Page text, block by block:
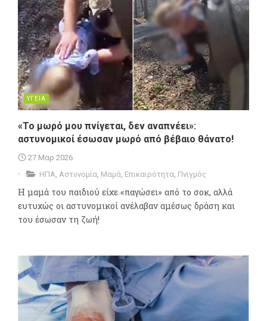
ΥΓΕΙΑ
«Το μωρό μου πνίγεται, δεν αναπνέει»:
αστυνομικοί έσωσαν μωρό από βέβαιο θάνατο!
27 Μαρ 2026
ΗΠΑ Αστυνομία Μαμά Επικαιρότητα Πνιγμός
Η μαμά του παιδιού είχε «παγώσει» από το σοκ, αλλά
ευτυχώς οι αστυνομικοί ανέλαβαν αμέσως δράση και
του έσωσαν τη ζωή!